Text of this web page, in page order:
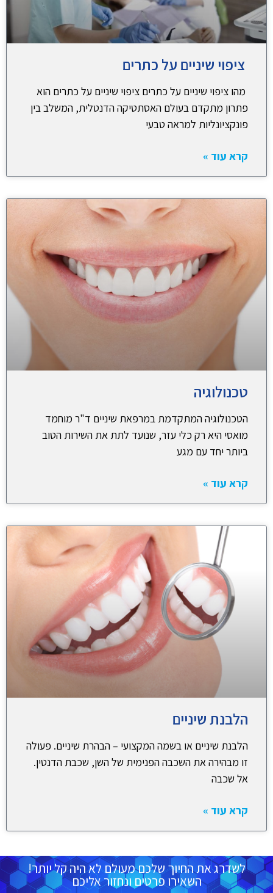
ציפוי שיניים על כתרים
מהו ציפוי שיניים על כתרים ציפוי שיניים על כתרים הוא
פתרון מתקדם בעולם האסתטיקה הדנטלית, המשלב בין
פונקציונליות למראה טבעי
קרא עוד »
טכנולוגיה
הטכנולוגיה המתקדמת במרפאת שיניים ד"ר מוחמד
מואסי היא רק כלי עזר, שנועד לתת את השירות הטוב
ביותר יחד עם מגע
קרא עוד »
הלבנת שיניים
הלבנת שיניים או בשמה המקצועי – הבהרת שיניים. פעולה
זו מבהירה את השכבה הפנימית של השן, שכבת הדנטין.
אל שכבה
קרא עוד »
לשדרג את החיוך שלכם מעולם לא היה קל יותר!
השאירו פרטים ונחזור אליכם